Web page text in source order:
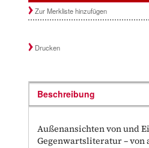
Zur Merkliste hinzufügen
Drucken
Beschreibung
Außenansichten von und
Gegenwartsliteratur – von